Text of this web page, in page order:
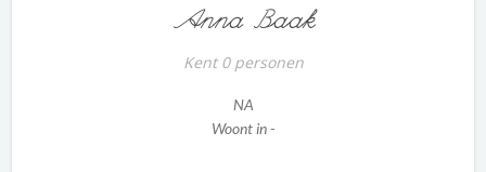
Anna Baak
Kent 0 personen
NA
Woont in -